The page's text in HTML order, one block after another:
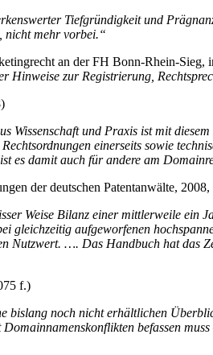
Tiefgründigkeit und
nicht mehr vorbei.“
an der FH Bonn-Rhein-
Hinweise zur Registrierung,
Wissenschaft und Praxis ist mit
einerseits sowie
es damit auch für andere am
der deutschen Patentanwälte, 2008,
Weise Bilanz einer mittlerweile ein
gleichzeitig aufgeworfenen
Nutzwert. …. Das Handbuch hat das
f.)
bislang noch nicht erhältlichen
befassen